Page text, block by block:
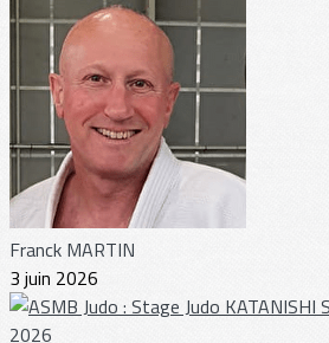
Franck MARTIN
3 juin 2026